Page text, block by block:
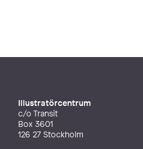
Illustratörcentrum
c/o Transit
Box 3601
126 27 Stockholm